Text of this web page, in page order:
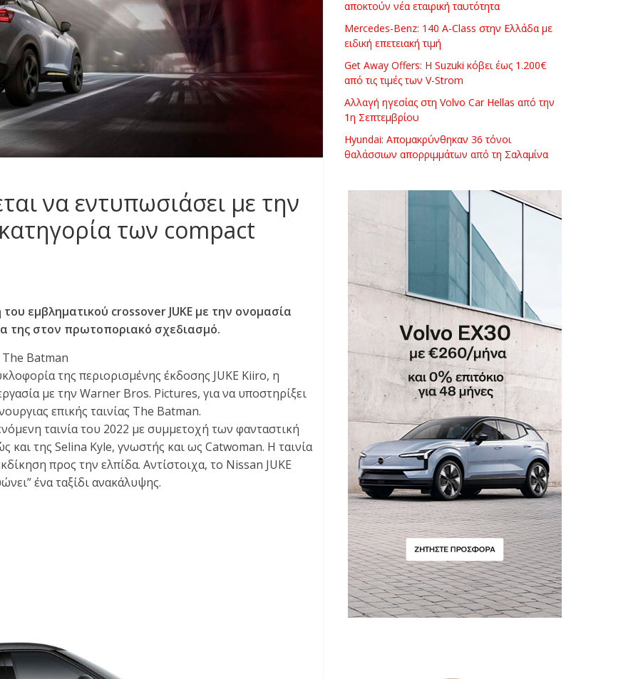
να εντυπωσιάσει με την
των compact
εμβληματικού crossover JUKE με την ονομασία
της στον πρωτοποριακό σχεδιασμό.
The Batman
της περιορισμένης έκδοσης JUKE Kiiro, η
με την Warner Bros. Pictures, για να υποστηρίξει
επικής ταινίας The Batman.
ταινία του 2022 με συμμετοχή των φανταστική
της Selina Kyle, γνωστής και ως Catwoman. Η ταινία
προς την ελπίδα. Αντίστοιχα, το Nissan JUKE
ένα ταξίδι ανακάλυψης.
αποκτούν νέα εταιρική ταυτότητα
Mercedes-Benz: 140 A-Class στην Ελλάδα με
ειδική επετειακή τιμή
Get Away Offers: Η Suzuki κόβει έως 1.200€
από τις τιμές των V-Strom
Αλλαγή ηγεσίας στη Volvo Car Hellas από την
1η Σεπτεμβρίου
Hyundai: Απομακρύνθηκαν 36 τόνοι
θαλάσσιων απορριμμάτων από τη Σαλαμίνα